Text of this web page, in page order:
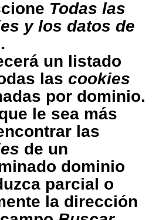
Todas las
y los datos de
.
un listado
las cookies
por dominio.
le sea más
las
de un
dominio
parcial o
la dirección